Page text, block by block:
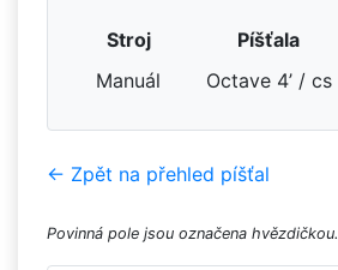
Stroj Píšťala
Manuál
Octave 4’ / cs
← Zpět na přehled píšťal
Povinná pole jsou označena hvězdičkou.